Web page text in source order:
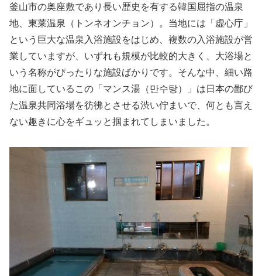
釜山市の奥座敷であり長い歴史を有する韓国屈指の温泉
地、東莱温泉（トンネオンチョン）。当地には「虚心庁」
という巨大な温泉入浴施設をはじめ、複数の入浴施設が営
業していますが、いずれも規模が比較的大きく、大浴場と
いう名称がぴったりな施設ばかりです。そんな中、細い路
地に面しているこの「マンス湯（만수탕）」は日本の鄙び
た温泉共同浴場を彷彿とさせる渋い佇まいで、何とも言え
ない趣きに心をギュッと掴まれてしまいました。